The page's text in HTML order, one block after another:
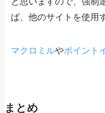
ば、他のサイトを使用
マクロミルやポイント
まとめ